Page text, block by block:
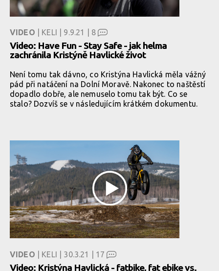
VIDEO | KELI | 9.9.21 | 8
Video: Have Fun - Stay Safe - jak helma
zachránila Kristýně Havlické život
Není tomu tak dávno, co Kristýna Havlická měla vážný
pád při natáčení na Dolní Moravě. Nakonec to naštěstí
dopadlo dobře, ale nemuselo tomu tak být. Co se
stalo? Dozvíš se v následujícím krátkém dokumentu.
VIDEO | KELI | 30.3.21 | 17
Video: Kristýna Havlická - fatbike, fat ebike vs.